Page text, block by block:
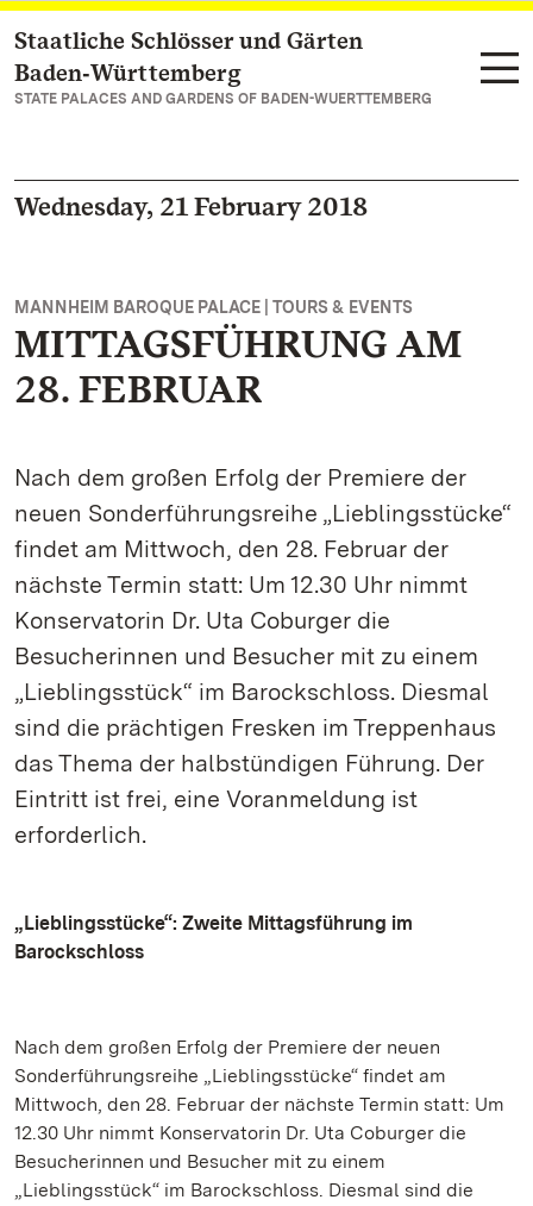
Navigate to main page
Staatliche Schlösser und Gärten
Baden‑Württemberg
STATE PALACES AND GARDENS OF BADEN-WUERTTEMBERG
Wednesday, 21 February 2018
MANNHEIM BAROQUE PALACE | TOURS & EVENTS
MITTAGSFÜHRUNG AM
28. FEBRUAR
Nach dem großen Erfolg der Premiere der
neuen Sonderführungsreihe „Lieblingsstücke“
findet am Mittwoch, den 28. Februar der
nächste Termin statt: Um 12.30 Uhr nimmt
Konservatorin Dr. Uta Coburger die
Besucherinnen und Besucher mit zu einem
„Lieblingsstück“ im Barockschloss. Diesmal
sind die prächtigen Fresken im Treppenhaus
das Thema der halbstündigen Führung. Der
Eintritt ist frei, eine Voranmeldung ist
erforderlich.
„Lieblingsstücke“: Zweite Mittagsführung im
Barockschloss
Nach dem großen Erfolg der Premiere der neuen
Sonderführungsreihe „Lieblingsstücke“ findet am
Mittwoch, den 28. Februar der nächste Termin statt: Um
12.30 Uhr nimmt Konservatorin Dr. Uta Coburger die
Besucherinnen und Besucher mit zu einem
„Lieblingsstück“ im Barockschloss. Diesmal sind die